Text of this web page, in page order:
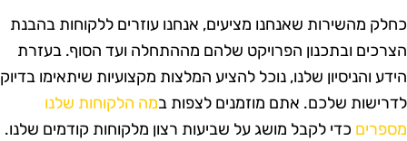
מהשירות שאנחנו מציעים, אנחנו עוזרים ללקוחות בהבנת
ובתכנון הפרויקט שלהם מההתחלה ועד הסוף. בעזרת
והניסיון שלנו, נוכל להציע המלצות מקצועיות שיתאימו בדיוק
שלכם. אתם מוזמנים לצפות במה הלקוחות שלנו
כדי לקבל מושג על שביעות רצון מלקוחות קודמים שלנו.